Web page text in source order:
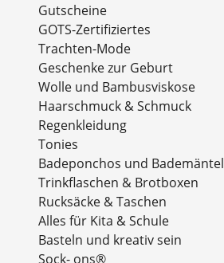
Gutscheine
GOTS-Zertifiziertes
Trachten-Mode
Geschenke zur Geburt
Wolle und Bambusviskose
Haarschmuck & Schmuck
Regenkleidung
Tonies
Badeponchos und Bademäntel
Trinkflaschen & Brotboxen
Rucksäcke & Taschen
Alles für Kita & Schule
Basteln und kreativ sein
Sock- ons®